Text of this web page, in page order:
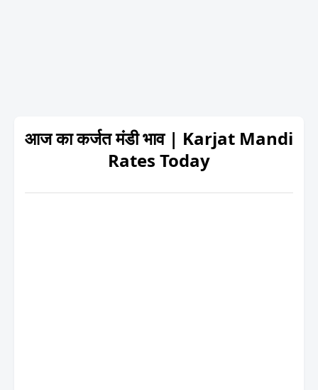
आज का कर्जत मंडी भाव | Karjat Mandi
Rates Today